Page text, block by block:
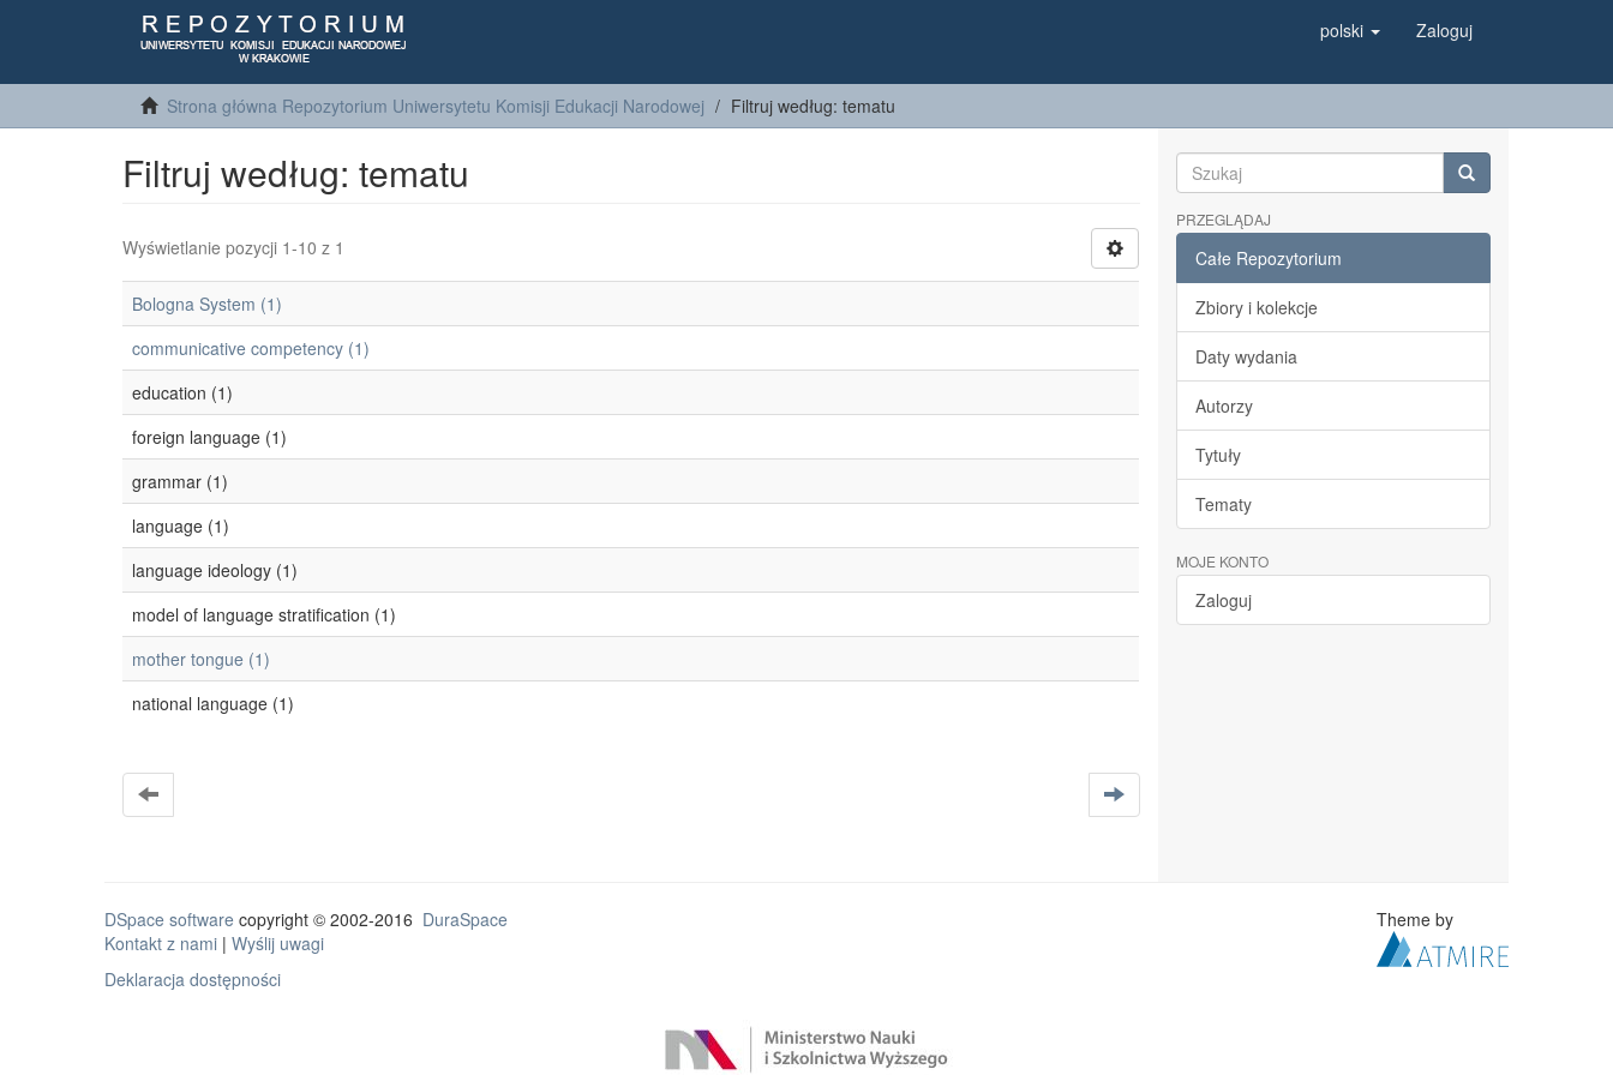
polski Zaloguj
Strona główna Repozytorium Uniwersytetu Komisji Edukacji Narodowej Filtruj według: tematu
Filtruj według: tematu
Wyświetlanie pozycji 1-10 z 1
Bologna System (1)
communicative competency (1)
education (1)
foreign language (1)
grammar (1)
language (1)
language ideology (1)
model of language stratification (1)
mother tongue (1)
national language (1)
PRZEGLĄDAJ
Całe Repozytorium
Zbiory i kolekcje
Daty wydania
Autorzy
Tytuły
Tematy
MOJE KONTO
Zaloguj
DSpace software copyright © 2002-2016 DuraSpace
Kontakt z nami | Wyślij uwagi
Deklaracja dostępności
Theme by